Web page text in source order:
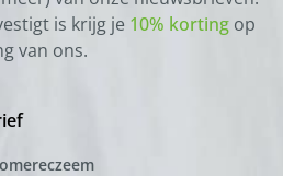
is krijg je 10% korting op
van ons.